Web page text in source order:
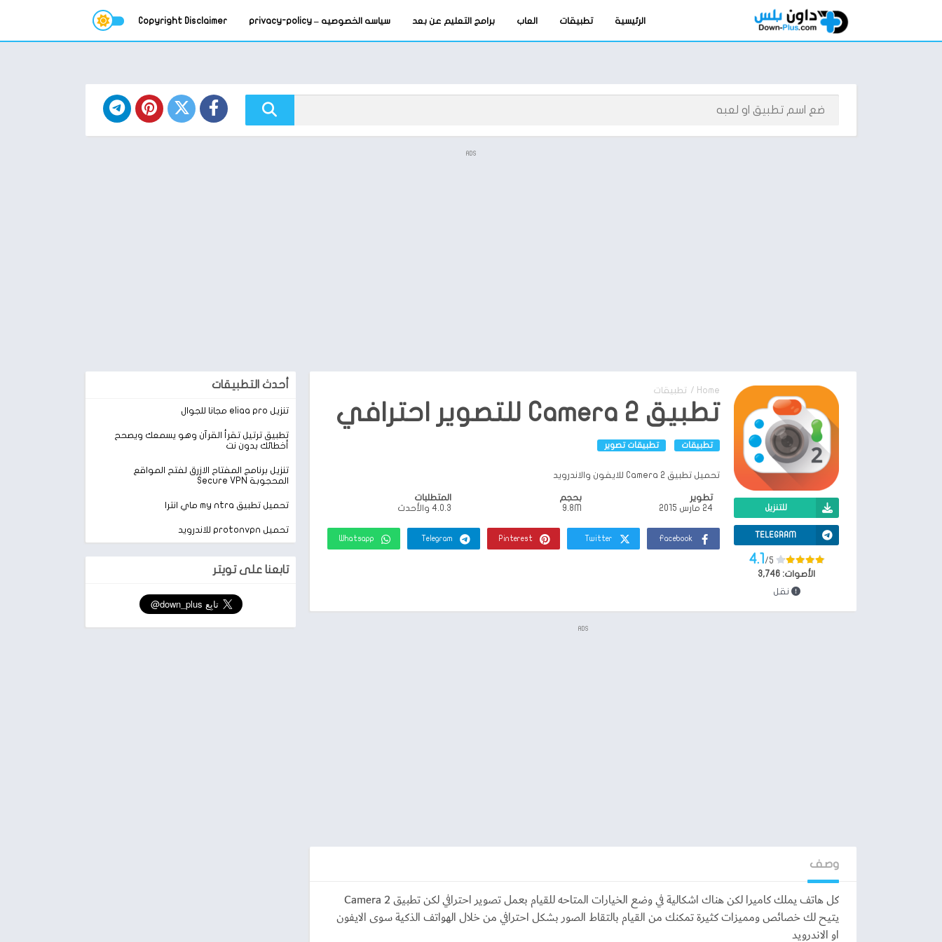
الرئيسية تطبيقات العاب برامج التعليم عن بعد سياسه الخصوصيه – privacy-policy Copyright Disclaimer
ADS
Home
/ تطبيقات
تطبيق Camera 2 للتصوير احترافي
تطبيقات تطبيقات تصوير
تحميل تطبيق Camera 2 للايفون والاندرويد
للتنزيل
TELEGRAM
4.1/5
الأصوات: 3,746
نقل
تطوير
24 مارس 2015
بحجم
9.8M
المتطلبات
4.0.3 والأحدث
Facebook
Twitter
Pinterest
Telegram
Whatsapp
ADS
وصف
كل هاتف يملك كاميرا لكن هناك اشكالية في وضع الخيارات المتاحه للقيام بعمل تصوير احترافي لكن تطبيق Camera 2
يتيح لك خصائص ومميزات كثيرة تمكنك من القيام بالتقاط الصور بشكل احترافي من خلال الهواتف الذكية سوى الايفون
او الاندرويد
أحدث التطبيقات
تنزيل eliaa pro مجانا للجوال
تطبيق ترتيل تقرأ القرآن وهو يسمعك ويصحح
أخطائك بدون نت
تنزيل برنامج المفتاح الازرق لفتح المواقع
المحجوبة Secure VPN
تحميل تطبيق my ntra ماي انترا
تحميل protonvpn للاندرويد
تابعنا على تويتر